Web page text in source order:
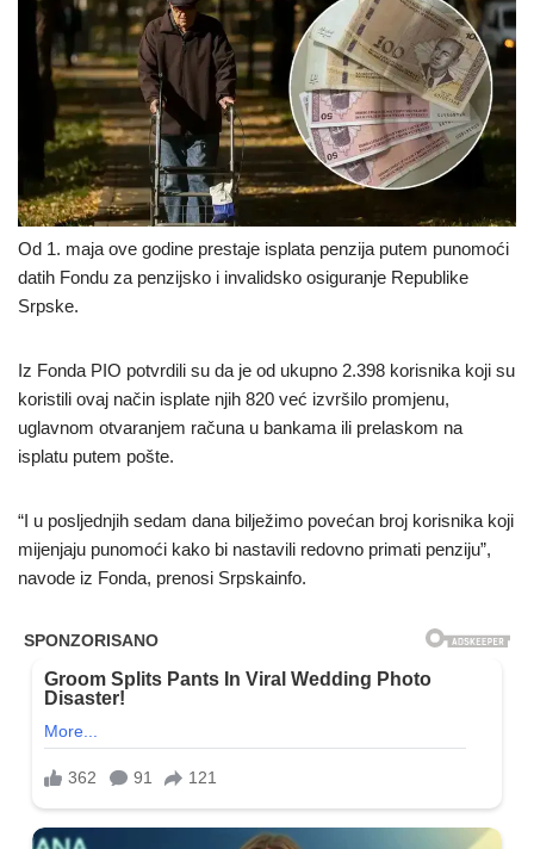
Od 1. maja ove godine prestaje isplata penzija putem punomoći
datih Fondu za penzijsko i invalidsko osiguranje Republike
Srpske.
Iz Fonda PIO potvrdili su da je od ukupno 2.398 korisnika koji su
koristili ovaj način isplate njih 820 već izvršilo promjenu,
uglavnom otvaranjem računa u bankama ili prelaskom na
isplatu putem pošte.
“I u posljednjih sedam dana bilježimo povećan broj korisnika koji
mijenjaju punomoći kako bi nastavili redovno primati penziju”,
navode iz Fonda, prenosi Srpskainfo.